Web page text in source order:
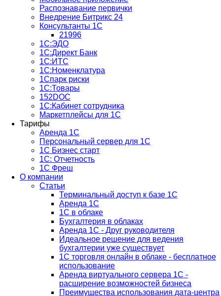
Распознавание первички
Внедрение Битрикс 24
Консультанты 1С
21996
1С:ЭДО
1С:Директ Банк
1С:ИТС
1С:Номенклатура
1Спарк риски
1С:Товары
152DOC
1С:Кабинет сотрудника
Маркетплейсы для 1С
Тарифы
Аренда 1С
Персональный сервер для 1С
1С Бизнес старт
1С: Отчетность
1C Фреш
О компании
Статьи
Терминальный доступ к базе 1С
Аренда 1С
1С в облаке
Бухгалтерия в облаках
Аренда 1С - Друг руководителя
Идеальное решение для ведения
бухгалтерии уже существует
1С торговля онлайн в облаке - бесплатное
использование
Аренда виртуального сервера 1С -
расширение возможностей бизнеса
Преимущества использования дата-центра